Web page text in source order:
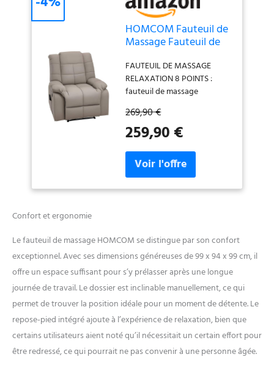
HOMCOM Fauteuil de
Massage Fauteuil de
Inclinable Gris
FAUTEUIL DE MASSAGE
RELAXATION 8 POINTS :
fauteuil de massage
de massage par vibration,
dont 4 points pour le dos, 2
points au niveau des cuisses
et 2 points au niveau des
mollets - Fauteuil massant
idéal pour atténuer vos
tensions musculaires du dos,
AJUSTABLE : fauteuil de
relaxation à inclinaison du
dossier inclinable (jusqu'à
165°) et position du repose-
pied ajustable : ces 2
fonctions sont manuelles
GRAND CONFORT : design
surdimensionné, recouvert
de revêtement synthétique
269,90 €
259,90 €
Confort et ergonomie
Le fauteuil de massage HOMCOM se distingue par son confort
exceptionnel. Avec ses dimensions généreuses de 99 x 94 x 99 cm, il
offre un espace suffisant pour s’y prélasser après une longue
journée de travail. Le dossier est inclinable manuellement, ce qui
permet de trouver la position idéale pour un moment de détente. Le
repose-pied intégré ajoute à l’expérience de relaxation, bien que
certains utilisateurs aient noté qu’il nécessitait un certain effort pour
être redressé, ce qui pourrait ne pas convenir à une personne âgée.